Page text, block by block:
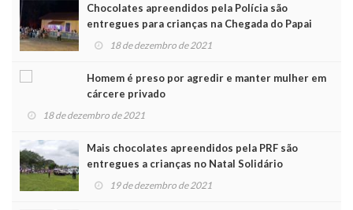
Chocolates apreendidos pela Polícia são
entregues para crianças na Chegada do Papai
Noel
18 de dezembro de 2021
Homem é preso por agredir e manter mulher em
cárcere privado
18 de dezembro de 2021
Mais chocolates apreendidos pela PRF são
entregues a crianças no Natal Solidário
19 de dezembro de 2021